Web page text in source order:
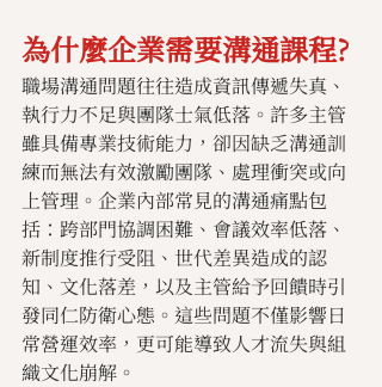
為什麼企業需要溝通課程?
職場溝通問題往往造成資訊傳遞失真、
執行力不足與團隊士氣低落。許多主管
雖具備專業技術能力，卻因缺乏溝通訓
練而無法有效激勵團隊、處理衝突或向
上管理。企業內部常見的溝通痛點包
括：跨部門協調困難、會議效率低落、
新制度推行受阻、世代差異造成的認
知、文化落差，以及主管給予回饋時引
發同仁防衛心態。這些問題不僅影響日
常營運效率，更可能導致人才流失與組
織文化崩解。